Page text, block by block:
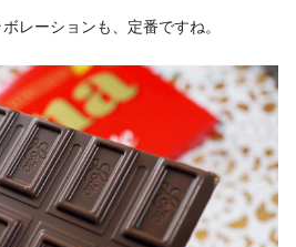
レーションも、定番ですね。